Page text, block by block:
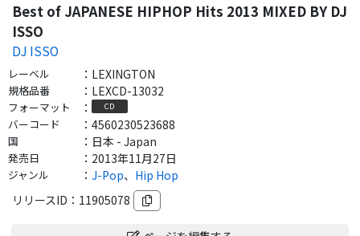
Best of JAPANESE HIPHOP Hits 2013 MIXED BY DJ
ISSO
DJ ISSO
レーベル ： LEXINGTON
規格品番 ： LEXCD-13032
フォーマット ： CD
バーコード ： 4560230523688
国 ： 日本 - Japan
発売日 ： 2013年11月27日
ジャンル ： J-Pop、 Hip Hop
リリースID： 11905078